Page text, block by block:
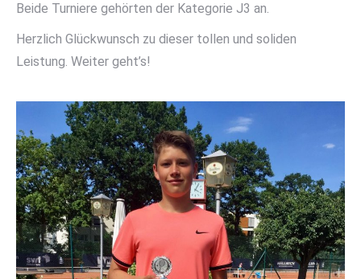
Beide Turniere gehörten der Kategorie J3 an.
Herzlich Glückwunsch zu dieser tollen und soliden
Leistung. Weiter geht’s!